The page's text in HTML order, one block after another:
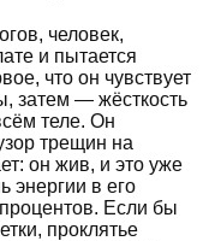
человек,
и пытается
что он чувствует
затем — жёсткость
теле. Он
трещин на
он жив, и это уже
энергии в его
Если бы
проклятье